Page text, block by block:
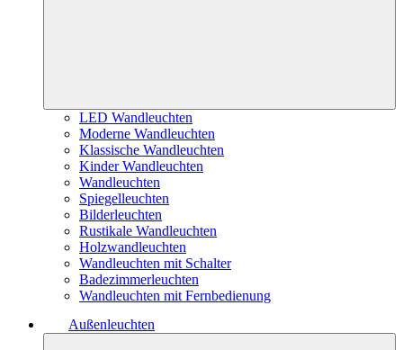
LED Wandleuchten
Moderne Wandleuchten
Klassische Wandleuchten
Kinder Wandleuchten
Wandleuchten
Spiegelleuchten
Bilderleuchten
Rustikale Wandleuchten
Holzwandleuchten
Wandleuchten mit Schalter
Badezimmerleuchten
Wandleuchten mit Fernbedienung
Außenleuchten